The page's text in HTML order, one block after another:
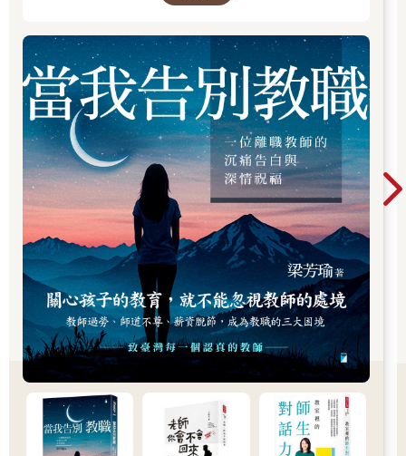
她眼神呆滯，講出來的句子也沒辦法太長，對談的詞句中出現大
量語意不明的贅字，我只能費力地拼湊出她想要表達的意思。突
然，她說的句子出現怪異的變化：「我『那個』都念不完，讀不
下去。我有念完，但都不會寫。」
望著雙眼失焦的她，我不斷想著：這幾句話為何能擺在一起？
排在她之後接受輔導的恩慈想問假設語氣，她是這樣問的：「老
師，『那個』if的『那個』，我都不會。『那個』你可以幫我講一
下『這個』嗎？」
經歷過疫情期的長時間在家遠距上課，當疫情緩解、恢復正常上
課後，接觸到的學生更常出現這樣的現象，與學生們談話，得費
力地拼湊出他們想表達的完整意思。不禁讓我懷疑：只有我發現
學生的中文邏輯怪怪的嗎？ 大人不覺得身邊的孩子說中文的流暢
度不對勁嗎？ 為什麼他們看文字的能力好像退化了？
無論是不是念所謂的名校，許多高中生就像晨曦和恩慈這般，需
要大人協助釐清說話的邏輯。有如靈魂還在適應肉體的新人種，
這類學生說話的句構、大腦思考、眼神與精神狀況，沒有一項達
到令人放心的標準。
由於有此類「病徵」的學生比例暴增，我將現況拋到網路教師社
群裡討論，眾老師也都紛紛表示，發覺學生的說話能力有退化的
現象，更遑論閱讀。